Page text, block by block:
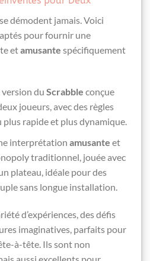
démodent jamais. Voici
pour fournir une
etamusante spécifiquement
du Scrabble conçue
joueurs, avec des règles
plus rapide et plus dynamique.
interprétation amusante et
traditionnel, jouée avec
plateau, idéale pour des
sans longue installation.
d’expériences, des défis
imaginatives, parfaits pour
à-tête. Ils sont non